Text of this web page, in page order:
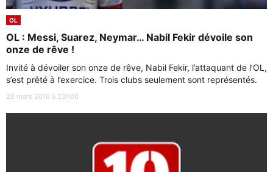
OL
OL : Messi, Suarez, Neymar… Nabil Fekir dévoile son
onze de rêve !
Invité à dévoiler son onze de rêve, Nabil Fekir, l’attaquant de l’OL,
s’est prêté à l’exercice. Trois clubs seulement sont représentés.
28 mars 2016 à 23h00